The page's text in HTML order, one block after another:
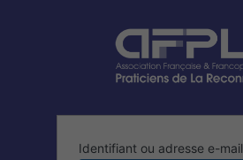
Identifiant ou adresse e-mail